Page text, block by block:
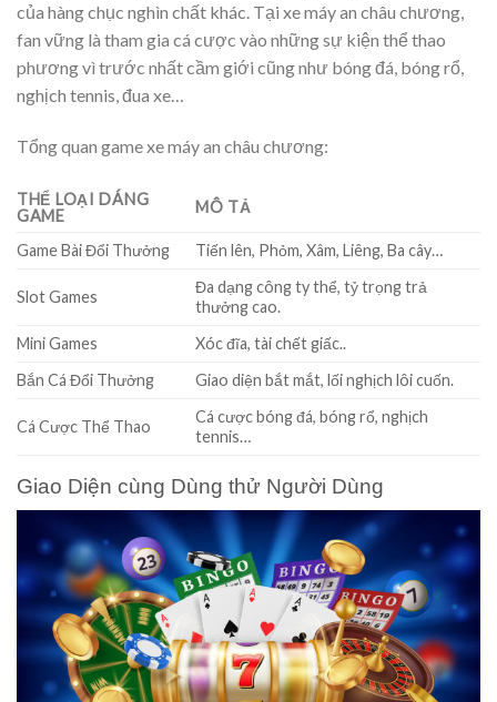
của hàng chục nghìn chất khác. Tại xe máy an châu chương,
fan vững là tham gia cá cược vào những sự kiện thể thao
phương vì trước nhất cầm giới cũng như bóng đá, bóng rổ,
nghịch tennis, đua xe…
Tổng quan game xe máy an châu chương:
THỂ LOẠI DÁNG
GAME
MÔ TẢ
Game Bài Đổi Thưởng Tiến lên, Phỏm, Xâm, Liêng, Ba cây…
Slot Games
Đa dạng công ty thể, tỷ trọng trả
thưởng cao.
Mini Games
Xóc đĩa, tài chết giấc..
Bắn Cá Đổi Thưởng
Giao diện bắt mắt, lối nghịch lôi cuốn.
Cá Cược Thể Thao
Cá cược bóng đá, bóng rổ, nghịch
tennis…
Giao Diện cùng Dùng thử Người Dùng